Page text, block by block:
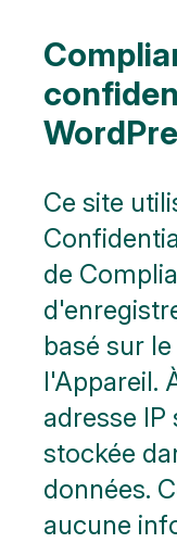
Ce site
de
basé sur
l'Appareil.
adresse
stockée
données.
aucune